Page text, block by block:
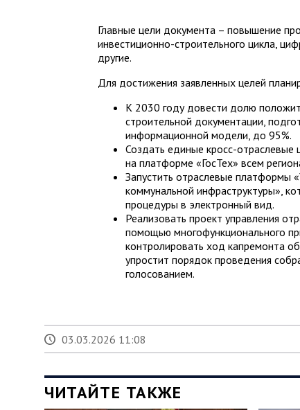
Главные цели документа – повышение
инвестиционно-строительного цикла,
другие.
Для достижения заявленных целей
К 2030 году довести долю
строительной документации,
информационной модели, до 95%.
Создать единые кросс-
на платформе «ГосТех» всем
Запустить отраслевые платформы
коммунальной инфраструктуры»,
процедуры в электронный вид.
Реализовать проект управления
помощью многофункционального
контролировать ход капремонта
упростит порядок проведения
голосованием.
03.03.2026 11:08
ЧИТАЙТЕ ТАКЖЕ